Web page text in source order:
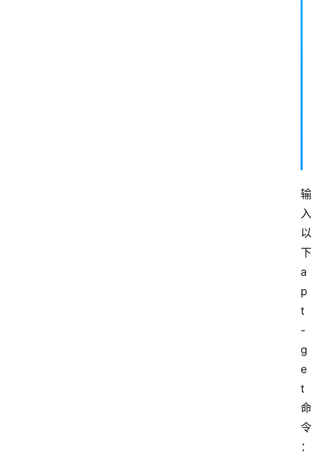
输
入
以
下
a
p
t
-
g
e
t
命
令
：